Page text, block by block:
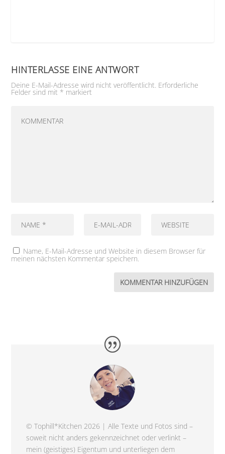
HINTERLASSE EINE ANTWORT
Deine E-Mail-Adresse wird nicht veröffentlicht. Erforderliche
Felder sind mit * markiert
Name, E-Mail-Adresse und Website in diesem Browser für
meinen nächsten Kommentar speichern.
© Tophill*Kitchen 2026 | Alle Texte und Fotos sind –
soweit nicht anders gekennzeichnet oder verlinkt –
mein (geistiges) Eigentum und unterliegen dem